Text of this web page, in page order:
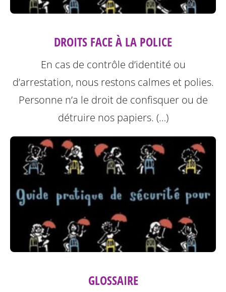
DROITS FACE À LA POLICE
En cas de contrôle d’identité ou
d’arrestation, nous restons calmes et polies.
Personne n’a le droit de confisquer ou de
détruire nos papiers. (…)
GLOSSAIRE